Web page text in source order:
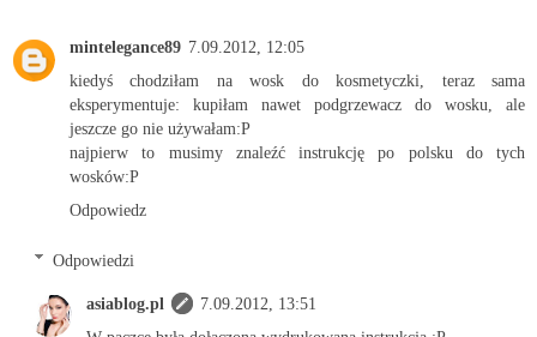
mintelegance89 7.09.2012, 12:05
kiedyś chodziłam na wosk do kosmetyczki, teraz sama
eksperymentuje: kupiłam nawet podgrzewacz do wosku, ale
jeszcze go nie używałam:P
najpierw to musimy znaleźć instrukcję po polsku do tych
wosków:P
Odpowiedz
Odpowiedzi
asiablog.pl
7.09.2012, 13:51